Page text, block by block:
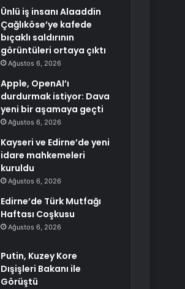
Ünlü iş insanı Alaaddin
Çağlıköse’ye kafede
bıçaklı saldırının
görüntüleri ortaya çıktı
Ağustos 6, 2026
Apple, OpenAI’ı
durdurmak istiyor: Dava
yeni bir aşamaya geçti
Ağustos 6, 2026
Kayseri ve Edirne’de yeni
idare mahkemeleri
kuruldu
Ağustos 6, 2026
Edirne’de Türk Mutfağı
Haftası Coşkusu
Ağustos 6, 2026
Putin, Kuzey Kore
Dışişleri Bakanı ile
Görüştü